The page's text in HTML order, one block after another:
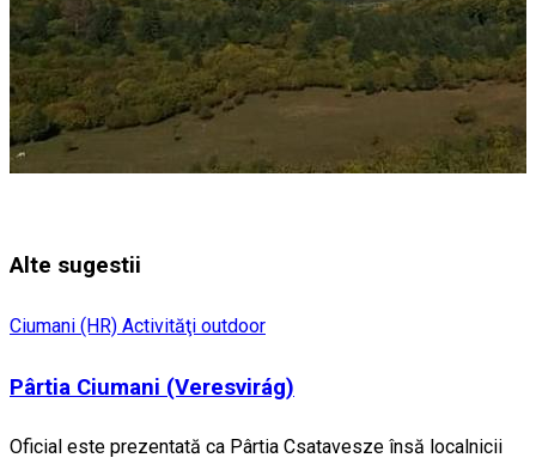
Alte sugestii
Ciumani (HR) Activităţi outdoor
Pârtia Ciumani (Veresvirág)
Oficial este prezentată ca Pârtia Csatavesze însă localnicii